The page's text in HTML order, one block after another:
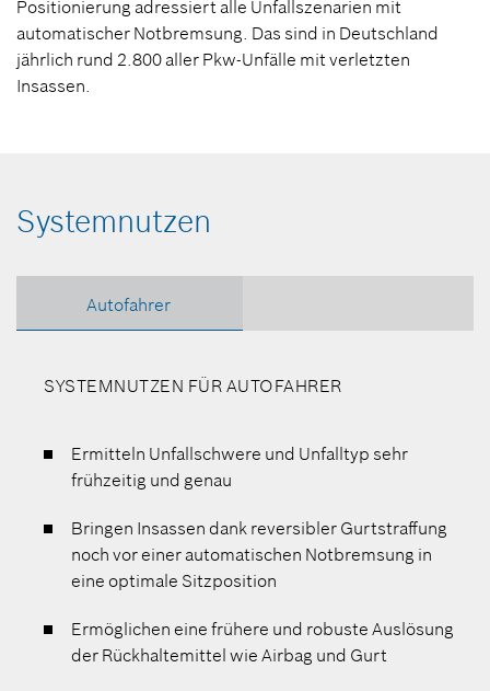
Positionierung adressiert alle Unfallszenarien mit
automatischer Notbremsung. Das sind in Deutschland
jährlich rund 2.800 aller Pkw-Unfälle mit verletzten
Insassen.
Systemnutzen
Autofahrer
SYSTEMNUTZEN FÜR AUTOFAHRER
Ermitteln Unfallschwere und Unfalltyp sehr
frühzeitig und genau
Bringen Insassen dank reversibler Gurtstraffung
noch vor einer automatischen Notbremsung in
eine optimale Sitzposition
Ermöglichen eine frühere und robuste Auslösung
der Rückhaltemittel wie Airbag und Gurt